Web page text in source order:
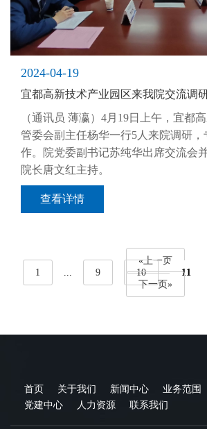
2024-04-19
宜都高新技术产业园区来我院交流调
（通讯员 薄瀛）4月19日上午，宜都
管委会副主任杨华一行5人来院调研，
作。院党委副书记苏纯华出席交流会
院长唐文红主持。
查看详情
«上一页
1
9 10 11
下一页»
首页 关于我们 新闻中心 业务范围
党建中心
人力资源 联系我们